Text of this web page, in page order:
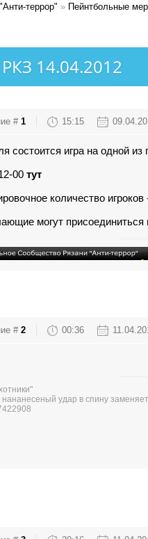
террор" » Пейнтбольные
14.04.2012
# 1 15:15
состоится игра на одной
00 тут
количество игроков
могут присоединиться
# 2 00:36
нананесеный удар в спину